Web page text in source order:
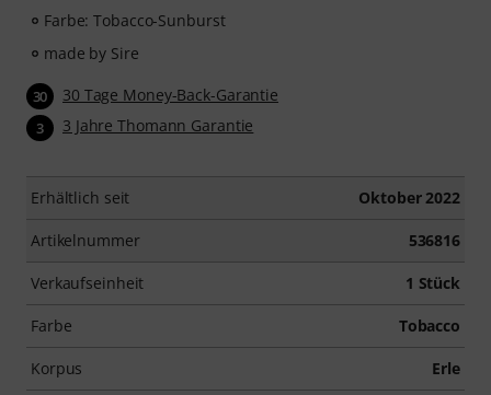
Farbe: Tobacco-Sunburst
made by Sire
30 30 Tage Money-Back-Garantie
3 3 Jahre Thomann Garantie
Erhältlich seit Oktober 2022
Artikelnummer 536816
Verkaufseinheit 1 Stück
Farbe Tobacco
Korpus Erle